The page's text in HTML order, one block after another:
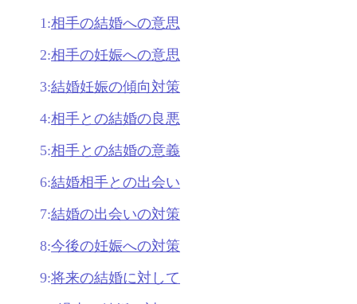
1:相手の結婚への意思
2:相手の妊娠への意思
3:結婚妊娠の傾向対策
4:相手との結婚の良悪
5:相手との結婚の意義
6:結婚相手との出会い
7:結婚の出会いの対策
8:今後の妊娠への対策
9:将来の結婚に対して